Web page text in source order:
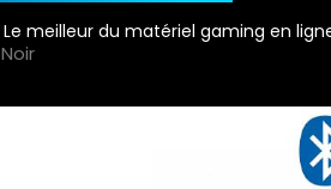
meilleur du matériel gaming en